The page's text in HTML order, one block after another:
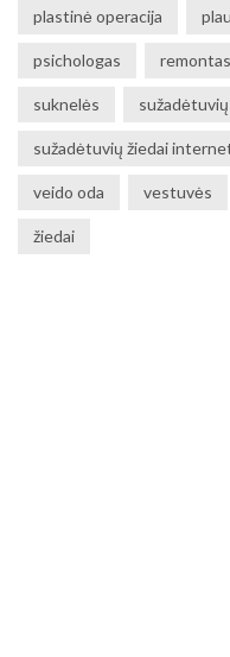
plastinė operacija
psichologas remontas
suknelės
sužadėtuvių žiedai
veido oda vestuvės
žiedai